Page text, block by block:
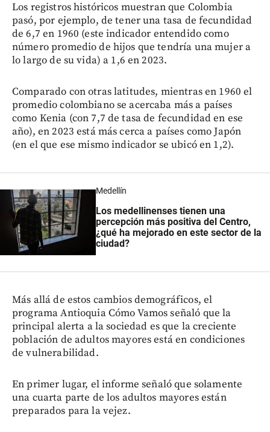
Los registros históricos muestran que Colombia
pasó, por ejemplo, de tener una tasa de fecundidad
de 6,7 en 1960 (este indicador entendido como
número promedio de hijos que tendría una mujer a
lo largo de su vida) a 1,6 en 2023.
Comparado con otras latitudes, mientras en 1960 el
promedio colombiano se acercaba más a países
como Kenia (con 7,7 de tasa de fecundidad en ese
año), en 2023 está más cerca a países como Japón
(en el que ese mismo indicador se ubicó en 1,2).
Medellín
Los medellinenses tienen una
percepción más positiva del Centro,
¿qué ha mejorado en este sector de la
ciudad?
Más allá de estos cambios demográficos, el
programa Antioquia Cómo Vamos señaló que la
principal alerta a la sociedad es que la creciente
población de adultos mayores está en condiciones
de vulnerabilidad.
En primer lugar, el informe señaló que solamente
una cuarta parte de los adultos mayores están
preparados para la vejez.